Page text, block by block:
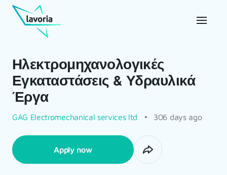
Ηλεκτρομηχανολογικές
Εγκαταστάσεις & Υδραυλικά
Έργα
GAG Electromechanical services ltd 306 days ago
Apply now